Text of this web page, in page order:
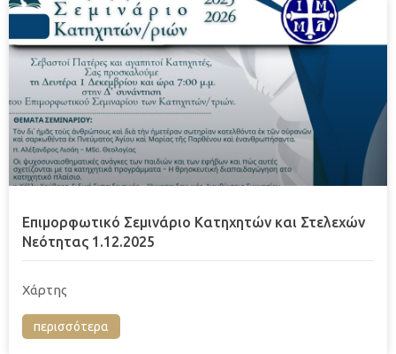
Επιμορφωτικό Σεμινάριο Κατηχητών και Στελεχών
Νεότητας 1.12.2025
Χάρτης
περισσότερα